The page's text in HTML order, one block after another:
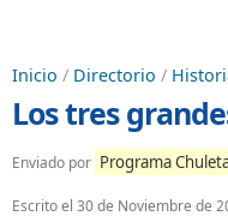
Inicio / Directorio /
Los tres
Enviado por Programa
Escrito el 30 de Noviembre de